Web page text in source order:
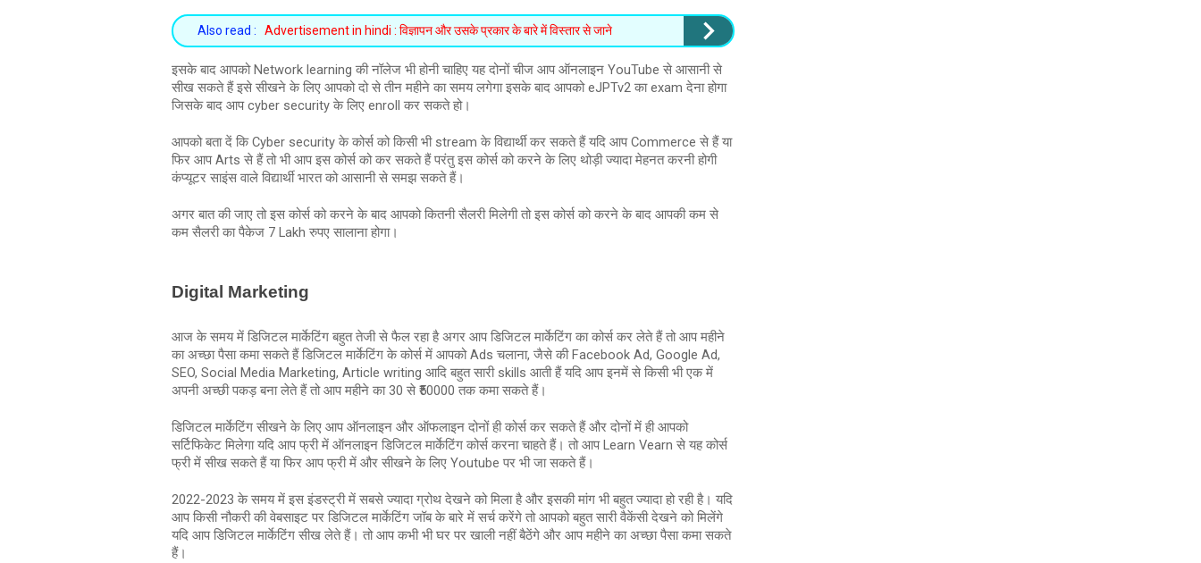
Also read : Advertisement in hindi : विज्ञापन और उसके प्रकार के बारे में विस्तार से जाने
इसके बाद आपको Network learning की नॉलेज भी होनी चाहिए यह दोनों चीज आप ऑनलाइन YouTube से आसानी से
सीख सकते हैं इसे सीखने के लिए आपको दो से तीन महीने का समय लगेगा इसके बाद आपको eJPTv2 का exam देना होगा
जिसके बाद आप cyber security के लिए enroll कर सकते हो।
आपको बता दें कि Cyber security के कोर्स को किसी भी stream के विद्यार्थी कर सकते हैं यदि आप Commerce से हैं या
फिर आप Arts से हैं तो भी आप इस कोर्स को कर सकते हैं परंतु इस कोर्स को करने के लिए थोड़ी ज्यादा मेहनत करनी होगी
कंप्यूटर साइंस वाले विद्यार्थी भारत को आसानी से समझ सकते हैं।
अगर बात की जाए तो इस कोर्स को करने के बाद आपको कितनी सैलरी मिलेगी तो इस कोर्स को करने के बाद आपकी कम से
कम सैलरी का पैकेज 7 Lakh रुपए सालाना होगा।
Digital Marketing
आज के समय में डिजिटल मार्केटिंग बहुत तेजी से फैल रहा है अगर आप डिजिटल मार्केटिंग का कोर्स कर लेते हैं तो आप महीने
का अच्छा पैसा कमा सकते हैं डिजिटल मार्केटिंग के कोर्स में आपको Ads चलाना, जैसे की Facebook Ad, Google Ad,
SEO, Social Media Marketing, Article writing आदि बहुत सारी skills आती हैं यदि आप इनमें से किसी भी एक में
अपनी अच्छी पकड़ बना लेते हैं तो आप महीने का 30 से ₹50000 तक कमा सकते हैं।
डिजिटल मार्केटिंग सीखने के लिए आप ऑनलाइन और ऑफलाइन दोनों ही कोर्स कर सकते हैं और दोनों में ही आपको
सर्टिफिकेट मिलेगा यदि आप फ्री में ऑनलाइन डिजिटल मार्केटिंग कोर्स करना चाहते हैं। तो आप Learn Vearn से यह कोर्स
फ्री में सीख सकते हैं या फिर आप फ्री में और सीखने के लिए Youtube पर भी जा सकते हैं।
2022-2023 के समय में इस इंडस्ट्री में सबसे ज्यादा ग्रोथ देखने को मिला है और इसकी मांग भी बहुत ज्यादा हो रही है। यदि
आप किसी नौकरी की वेबसाइट पर डिजिटल मार्केटिंग जॉब के बारे में सर्च करेंगे तो आपको बहुत सारी वैकेंसी देखने को मिलेंगे
यदि आप डिजिटल मार्केटिंग सीख लेते हैं। तो आप कभी भी घर पर खाली नहीं बैठेंगे और आप महीने का अच्छा पैसा कमा सकते
हैं।